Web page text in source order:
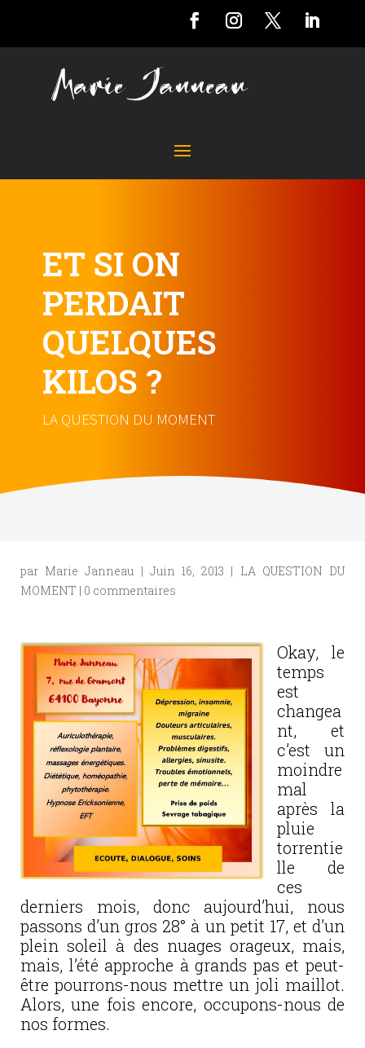
ET SI ON
PERDAIT
QUELQUES
KILOS ?
LA QUESTION DU MOMENT
par Marie Janneau | Juin 16, 2013 | LA QUESTION DU
MOMENT | 0 commentaires
Okay, le
temps
est
changea
nt, et
c’est un
moindre
mal
après la
pluie
torrentie
lle de
ces
derniers mois, donc aujourd’hui, nous
passons d’un gros 28° à un petit 17, et d’un
plein soleil à des nuages orageux, mais,
mais, l’été approche à grands pas et peut-
être pourrons-nous mettre un joli maillot.
Alors, une fois encore, occupons-nous de
nos formes.